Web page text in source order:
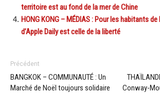
territoire est au fond de la mer de Chine
HONG KONG – MÉDIAS : Pour les habitants
d’Apple Daily est celle de la liberté
Précédent
BANGKOK – COMMUNAUTÉ : Un
Marché de Noël toujours solidaire
Conway-